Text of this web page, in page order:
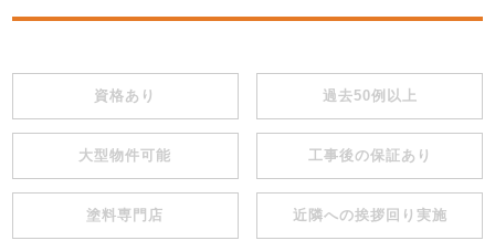
資格あり 過去50例以上
大型物件可能 工事後の保証あり
塗料専門店 近隣への挨拶回り実施